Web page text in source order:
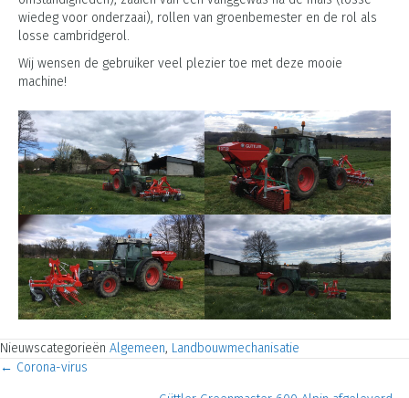
wiedeg voor onderzaai), rollen van groenbemester en de rol als
losse cambridgerol.
Wij wensen de gebruiker veel plezier toe met deze mooie
machine!
Nieuwscategorieën Algemeen, Landbouwmechanisatie
Posts
← Corona-virus